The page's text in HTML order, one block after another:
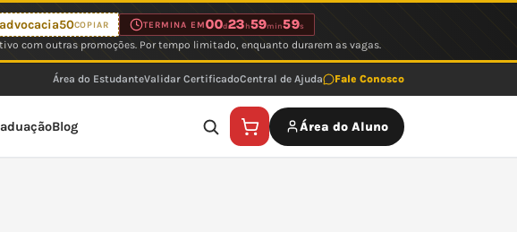
COPIAR TERMINA EM00d23 h59min59s
com outras promoções. Por tempo limitado, enquanto durarem as vagas.
Área do EstudanteValidar CertificadoCentral de Ajuda Fale Conosco
Blog Área do Aluno